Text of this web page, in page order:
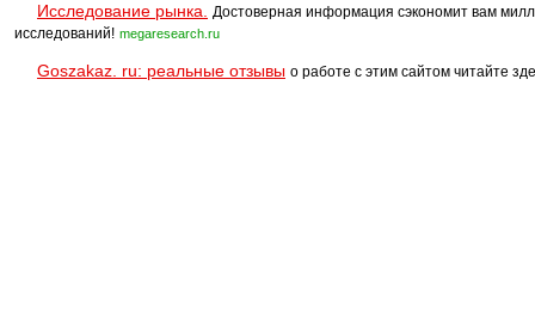
Исследование рынка.
Достоверная информация сэкономит вам
исследований! megaresearch.ru
Goszakaz. ru: реальные отзывы о работе с этим сайтом читайте